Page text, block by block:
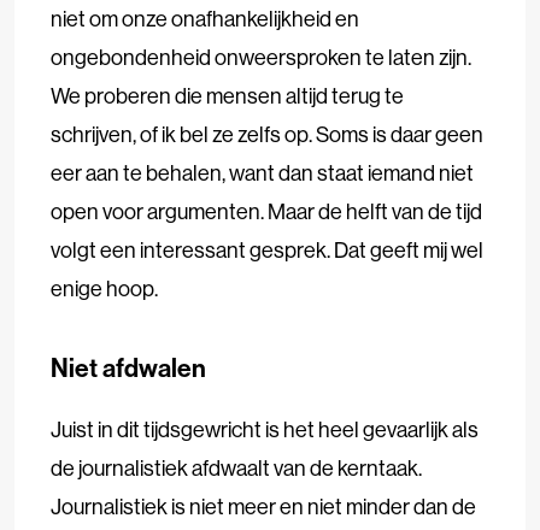
niet om onze onafhankelijkheid en
ongebondenheid onweersproken te laten zijn.
We proberen die mensen altijd terug te
schrijven, of ik bel ze zelfs op. Soms is daar geen
eer aan te behalen, want dan staat iemand niet
open voor argumenten. Maar de helft van de tijd
volgt een interessant gesprek. Dat geeft mij wel
enige hoop.
Niet afdwalen
Juist in dit tijdsgewricht is het heel gevaarlijk als
de journalistiek afdwaalt van de kerntaak.
Journalistiek is niet meer en niet minder dan de